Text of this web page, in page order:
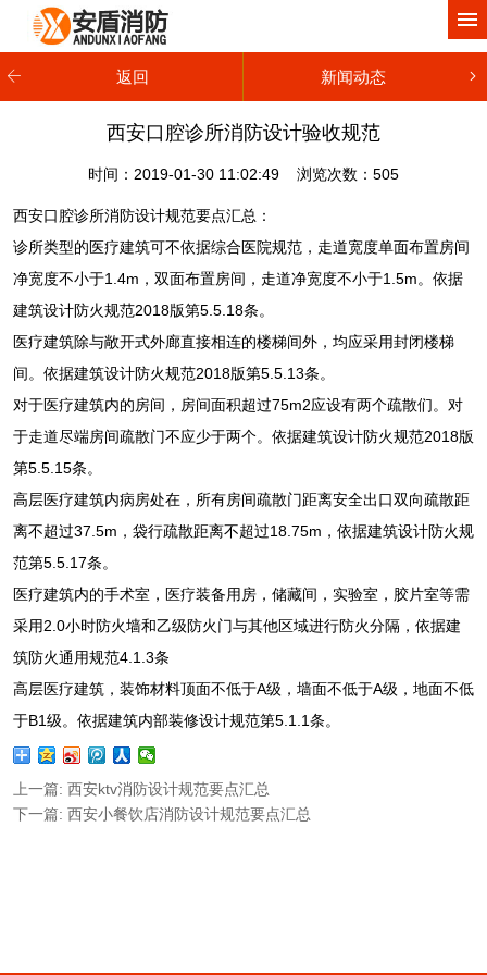
返回 新闻动态
西安口腔诊所消防设计验收规范
时间：2019-01-30 11:02:49 浏览次数： 505
西安口腔诊所消防设计规范要点汇总：
诊所类型的医疗建筑可不依据综合医院规范，走道宽度单面布置房间
净宽度不小于1.4m，双面布置房间，走道净宽度不小于1.5m。依据
建筑设计防火规范2018版第5.5.18条。
医疗建筑除与敞开式外廊直接相连的楼梯间外，均应采用封闭楼梯
间。依据建筑设计防火规范2018版第5.5.13条。
对于医疗建筑内的房间，房间面积超过75m2应设有两个疏散们。对
于走道尽端房间疏散门不应少于两个。依据建筑设计防火规范2018版
第5.5.15条。
高层医疗建筑内病房处在，所有房间疏散门距离安全出口双向疏散距
离不超过37.5m，袋行疏散距离不超过18.75m，依据建筑设计防火规
范第5.5.17条。
医疗建筑内的手术室，医疗装备用房，储藏间，实验室，胶片室等需
采用2.0小时防火墙和乙级防火门与其他区域进行防火分隔，依据建
筑防火通用规范4.1.3条
高层医疗建筑，装饰材料顶面不低于A级，墙面不低于A级，地面不低
于B1级。依据建筑内部装修设计规范第5.1.1条。
上一篇: 西安ktv消防设计规范要点汇总
下一篇: 西安小餐饮店消防设计规范要点汇总
工程案例
新闻动态
联系我们